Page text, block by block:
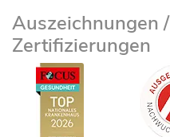
Auszeichnungen /
Zertifizierungen